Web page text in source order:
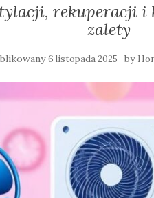
rekuperacji
zalety
6 listopada 2025 by